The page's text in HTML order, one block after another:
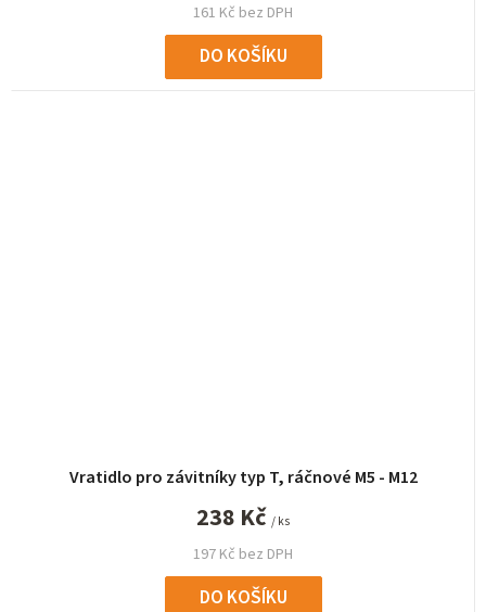
161 Kč bez DPH
DO KOŠÍKU
Vratidlo pro závitníky typ T, ráčnové M5 - M12
197 Kč bez DPH
238 Kč / ks
DO KOŠÍKU